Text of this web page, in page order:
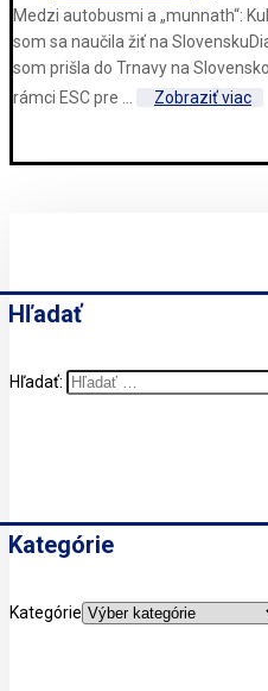
Medzi autobusmi a „munnath“:
som sa naučila žiť na
som prišla do Trnavy na
rámci ESC pre ...
Zobraziť viac
Hľadať
Hľadať:
Kategórie
Kategórie